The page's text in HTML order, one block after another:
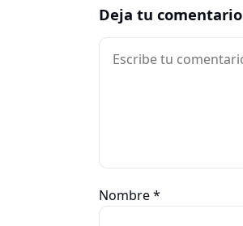
Deja tu comentario
Comentario
Nombre*